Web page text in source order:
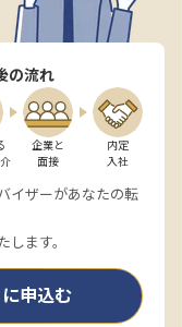
の流れ
企業と
面接
内定
入社
イザーがあなたの転
します。
申込む